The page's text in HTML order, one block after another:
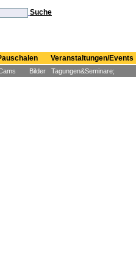
Veranstaltungen/Events
Bilder Tagungen&Seminare;
Suche